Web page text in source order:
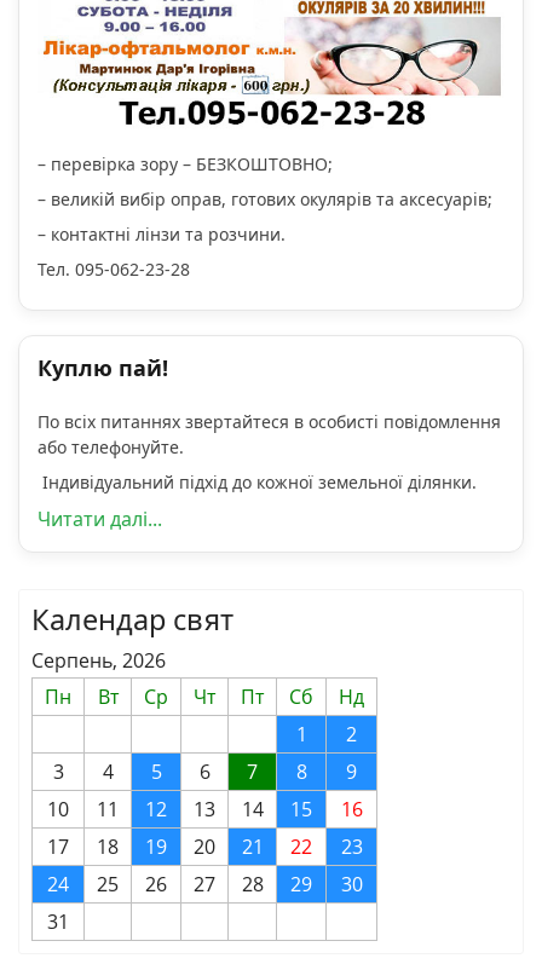
– перевірка зору – БЕЗКОШТОВНО;
– великій вибір оправ, готових окулярів та аксесуарів;
– контактні лінзи та розчини.
Тел. 095-062-23-28
Куплю пай!
По всіх питаннях звертайтеся в особисті повідомлення
або телефонуйте.
Індивідуальний підхід до кожної земельної ділянки.
Читати далі...
Календар свят
Серпень, 2026
Пн
Вт Ср Чт Пт Сб
Нд
1
2
3
4 5 6 7 8
9
10
11 12 13 14 15
16
17
18 19 20 21 22
23
24
25 26 27 28 29
30
31